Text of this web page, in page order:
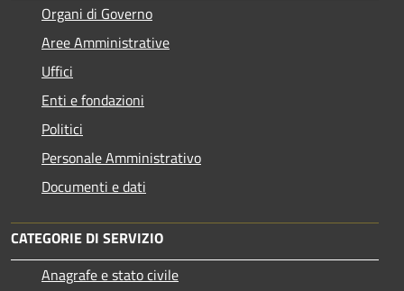
Organi di Governo
Aree Amministrative
Uffici
Enti e fondazioni
Politici
Personale Amministrativo
Documenti e dati
CATEGORIE DI SERVIZIO
Anagrafe e stato civile